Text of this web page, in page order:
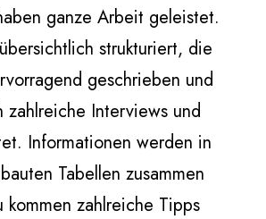
ganze Arbeit geleistet.
strukturiert, die
geschrieben und
zahlreiche Interviews und
Informationen werden in
Tabellen zusammen
kommen zahlreiche Tipps